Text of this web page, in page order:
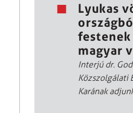
Lyukas
festenek
magyar
Interjú dr.
Közszolgálati
Karának